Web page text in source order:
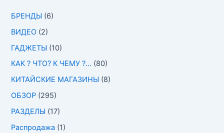
БРЕНДЫ (6)
ВИДЕО (2)
ГАДЖЕТЫ (10)
КАК ? ЧТО? К ЧЕМУ ?… (80)
КИТАЙСКИЕ МАГАЗИНЫ (8)
ОБЗОР (295)
РАЗДЕЛЫ (17)
Распродажа (1)